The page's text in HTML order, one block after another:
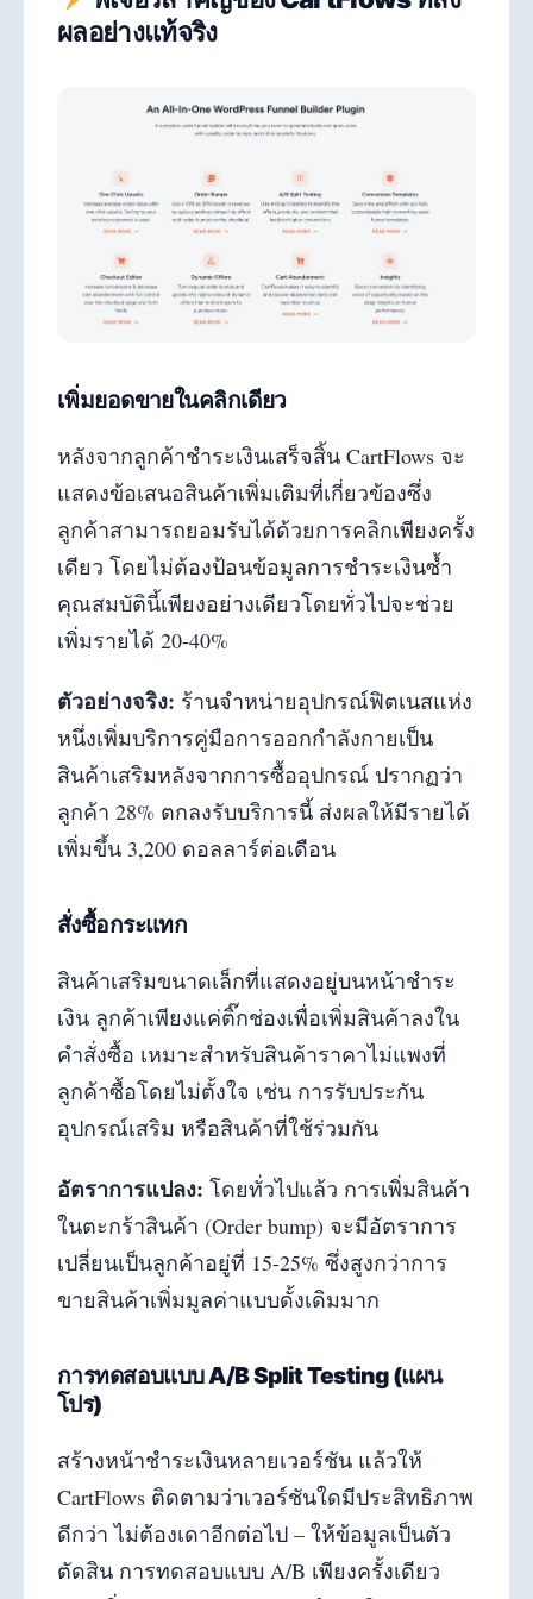
ผลอย่างแท้จริง
เพิ่มยอดขายในคลิกเดียว
หลังจากลูกค้าชำระเงินเสร็จสิ้น CartFlows จะ
แสดงข้อเสนอสินค้าเพิ่มเติมที่เกี่ยวข้องซึ่ง
ลูกค้าสามารถยอมรับได้ด้วยการคลิกเพียงครั้ง
เดียว โดยไม่ต้องป้อนข้อมูลการชำระเงินซ้ำ
คุณสมบัตินี้เพียงอย่างเดียวโดยทั่วไปจะช่วย
เพิ่มรายได้ 20-40%
ตัวอย่างจริง: ร้านจำหน่ายอุปกรณ์ฟิตเนสแห่ง
หนึ่งเพิ่มบริการคู่มือการออกกำลังกายเป็น
สินค้าเสริมหลังจากการซื้ออุปกรณ์ ปรากฏว่า
ลูกค้า 28% ตกลงรับบริการนี้ ส่งผลให้มีรายได้
เพิ่มขึ้น 3,200 ดอลลาร์ต่อเดือน
สั่งซื้อกระแทก
สินค้าเสริมขนาดเล็กที่แสดงอยู่บนหน้าชำระ
เงิน ลูกค้าเพียงแค่ติ๊กช่องเพื่อเพิ่มสินค้าลงใน
คำสั่งซื้อ เหมาะสำหรับสินค้าราคาไม่แพงที่
ลูกค้าซื้อโดยไม่ตั้งใจ เช่น การรับประกัน
อุปกรณ์เสริม หรือสินค้าที่ใช้ร่วมกัน
อัตราการแปลง: โดยทั่วไปแล้ว การเพิ่มสินค้า
ในตะกร้าสินค้า (Order bump) จะมีอัตราการ
เปลี่ยนเป็นลูกค้าอยู่ที่ 15-25% ซึ่งสูงกว่าการ
ขายสินค้าเพิ่มมูลค่าแบบดั้งเดิมมาก
การทดสอบแบบ A/B Split Testing (แผน
โปร)
สร้างหน้าชำระเงินหลายเวอร์ชัน แล้วให้
CartFlows ติดตามว่าเวอร์ชันใดมีประสิทธิภาพ
ดีกว่า ไม่ต้องเดาอีกต่อไป – ให้ข้อมูลเป็นตัว
ตัดสิน การทดสอบแบบ A/B เพียงครั้งเดียว